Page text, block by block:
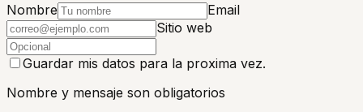
Nombre
Email
Sitio web
Guardar mis datos para la proxima vez.
Nombre y mensaje son obligatorios